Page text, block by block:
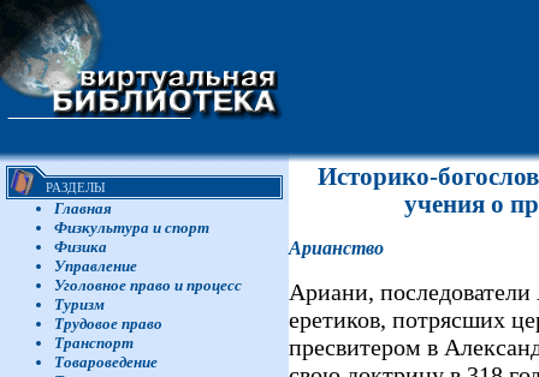
РАЗДЕЛЫ
Главная
Физкультура и спорт
Физика
Управление
Уголовное право и процесс
Туризм
Трудовое право
Транспорт
Товароведение
Историко-
учения о
Арианство
Ариани,
еретиков, потрясших
пресвитером в